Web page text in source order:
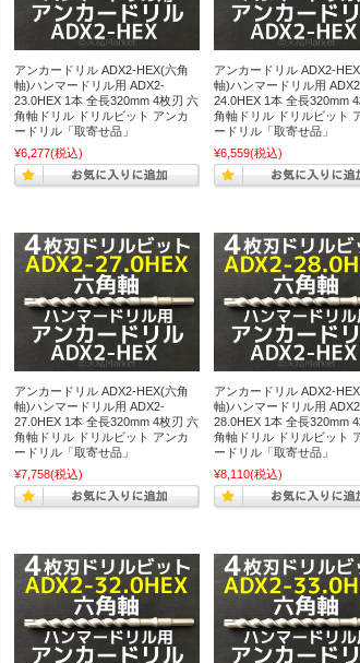
アンカードリル ADX2-HEX(六角
軸)ハンマードリル用 ADX2-
23.0HEX 1本 全長320mm 4枚刃 六
角軸ドリル ドリルビット アンカ
ードリル「取寄せ品」
¥6,277(税込)
アンカードリル ADX2-
軸)ハンマードリル用
24.0HEX 1本 全長320mm
角軸ドリル ドリルビット
ードリル「取寄せ品」
¥6,559(税込)
アンカードリル ADX2-HEX(六角
軸)ハンマードリル用 ADX2-
27.0HEX 1本 全長320mm 4枚刃 六
角軸ドリル ドリルビット アンカ
ードリル「取寄せ品」
¥7,758(税込)
アンカードリル ADX2-
軸)ハンマードリル用
28.0HEX 1本 全長320mm
角軸ドリル ドリルビット
ードリル「取寄せ品」
¥8,110(税込)